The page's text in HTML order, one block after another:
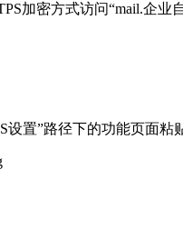
加密方式访问“mail.企
置”路径下的功能页面粘